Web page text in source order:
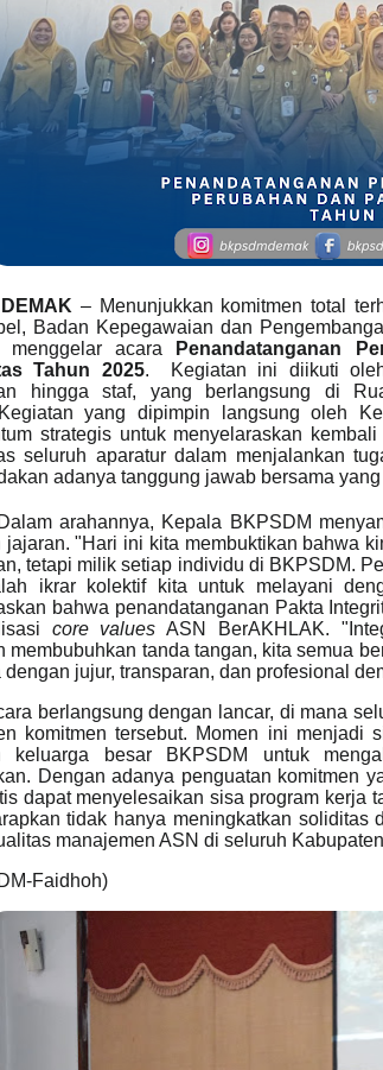
DEMAK – Menunjukkan komitmen total
Badan Kepegawaian dan
menggelar acara
Penandatanganan
Tahun 2025. Kegiatan ini diikuti
hingga staf, yang berlangsung di
Kegiatan yang dipimpin langsung oleh
strategis untuk menyelaraskan
seluruh aparatur dalam menjalankan
adanya tanggung jawab bersama
Dalam arahannya, Kepala BKPSDM
jajaran. "Hari ini kita membuktikan bahwa
tetapi milik setiap individu di BKPSDM.
ikrar kolektif kita untuk melayani
bahwa penandatanganan Pakta
core values ASN BerAKHLAK.
membubuhkan tanda tangan, kita semua
dengan jujur, transparan, dan profesional
berlangsung dengan lancar, di mana
komitmen tersebut. Momen ini menjadi
keluarga besar BKPSDM untuk
Dengan adanya penguatan komitmen
dapat menyelesaikan sisa program kerja
tidak hanya meningkatkan soliditas
manajemen ASN di seluruh
Faidhoh)